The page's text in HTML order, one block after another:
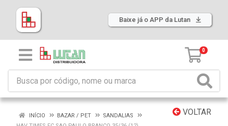
Baixe já o APP da Lutan
0
VOLTAR
INÍCIO BAZAR / PET
SANDALIAS